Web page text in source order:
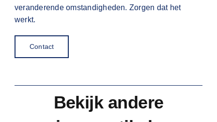
veranderende omstandigheden. Zorgen dat het
werkt.
Contact
Bekijk andere